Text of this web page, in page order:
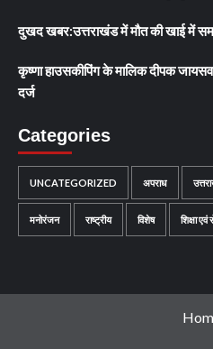
दुखद खबर:उत्तराखंड में मौत की खाई में
कृष्णा हाउसकीपिंग के मालिक दीपक
दर्ज
Categories
UNCATEGORIZED अपराध
मनोरंजन राष्ट्रीय विशेष शिक्षा एवं